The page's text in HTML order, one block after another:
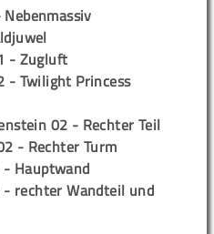
- Zugluft
- Twilight Princess
02 - Rechter Teil
- Rechter Turm
Hauptwand
rechter Wandteil und